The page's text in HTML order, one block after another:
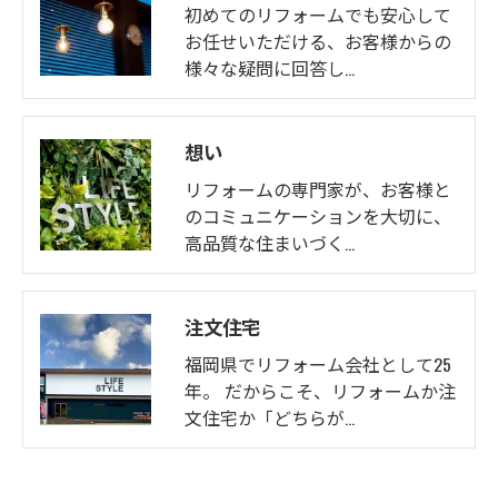
初めてのリフォームでも安心して
お任せいただける、お客様からの
様々な疑問に回答し…
想い
リフォームの専門家が、お客様と
のコミュニケーションを大切に、
高品質な住まいづく…
注文住宅
福岡県でリフォーム会社として25
年。 だからこそ、リフォームか注
文住宅か「どちらが…